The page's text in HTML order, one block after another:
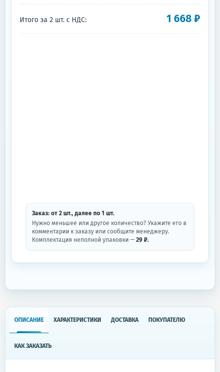
Итого за 2 шт. с НДС: 1 668₽
Заказ: от 2 шт., далее по 1 шт.
Нужно меньшее или другое количество? Укажите его в
комментарии к заказу или сообщите менеджеру.
Комплектация неполной упаковки — 29 ₽.
ОПИСАНИЕ ХАРАКТЕРИСТИКИ ДОСТАВКА ПОКУПАТЕЛЮ
КАК ЗАКАЗАТЬ